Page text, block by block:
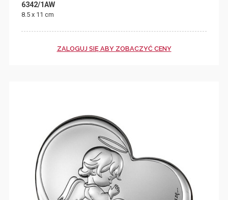
6342/1AW
8.5 x 11 cm
ZALOGUJ SIĘ ABY ZOBACZYĆ CENY